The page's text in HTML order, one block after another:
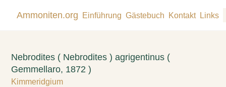
Ammoniten.org Einführung Gästebuch Kontakt Links
Nebrodites ( Nebrodites ) agrigentinus (
Gemmellaro, 1872 )
Kimmeridgium